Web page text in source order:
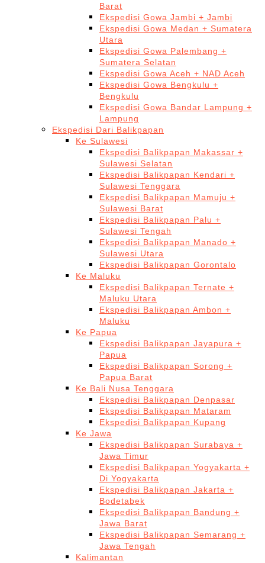
Barat
Ekspedisi Gowa Jambi + Jambi
Ekspedisi Gowa Medan + Sumatera
Utara
Ekspedisi Gowa Palembang +
Sumatera Selatan
Ekspedisi Gowa Aceh + NAD Aceh
Ekspedisi Gowa Bengkulu +
Bengkulu
Ekspedisi Gowa Bandar Lampung +
Lampung
Ekspedisi Dari Balikpapan
Ke Sulawesi
Ekspedisi Balikpapan Makassar +
Sulawesi Selatan
Ekspedisi Balikpapan Kendari +
Sulawesi Tenggara
Ekspedisi Balikpapan Mamuju +
Sulawesi Barat
Ekspedisi Balikpapan Palu +
Sulawesi Tengah
Ekspedisi Balikpapan Manado +
Sulawesi Utara
Ekspedisi Balikpapan Gorontalo
Ke Maluku
Ekspedisi Balikpapan Ternate +
Maluku Utara
Ekspedisi Balikpapan Ambon +
Maluku
Ke Papua
Ekspedisi Balikpapan Jayapura +
Papua
Ekspedisi Balikpapan Sorong +
Papua Barat
Ke Bali Nusa Tenggara
Ekspedisi Balikpapan Denpasar
Ekspedisi Balikpapan Mataram
Ekspedisi Balikpapan Kupang
Ke Jawa
Ekspedisi Balikpapan Surabaya +
Jawa Timur
Ekspedisi Balikpapan Yogyakarta +
Di Yogyakarta
Ekspedisi Balikpapan Jakarta +
Bodetabek
Ekspedisi Balikpapan Bandung +
Jawa Barat
Ekspedisi Balikpapan Semarang +
Jawa Tengah
Kalimantan